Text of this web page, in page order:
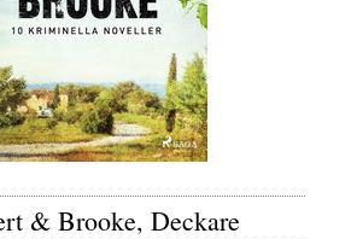
& Brooke, Deckare